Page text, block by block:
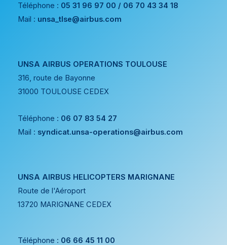
Téléphone : 05 31 96 97 00 / 06 70 43 34 18
Mail : unsa_tlse@airbus.com
UNSA AIRBUS OPERATIONS TOULOUSE
316, route de Bayonne
31000 TOULOUSE CEDEX
Téléphone : 06 07 83 54 27
Mail : syndicat.unsa-operations@airbus.com
UNSA AIRBUS HELICOPTERS MARIGNANE
Route de l'Aéroport
13720 MARIGNANE CEDEX
Téléphone : 06 66 45 11 00